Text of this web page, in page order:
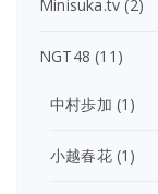
Minisuka.tv (2)
NGT48 (11)
中村歩加 (1)
小越春花(1)